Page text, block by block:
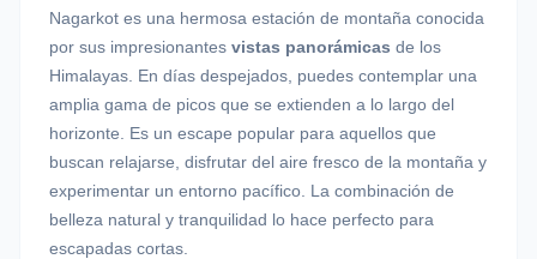
Nagarkot es una hermosa estación de montaña conocida
por sus impresionantes vistas panorámicas de los
Himalayas. En días despejados, puedes contemplar una
amplia gama de picos que se extienden a lo largo del
horizonte. Es un escape popular para aquellos que
buscan relajarse, disfrutar del aire fresco de la montaña y
experimentar un entorno pacífico. La combinación de
belleza natural y tranquilidad lo hace perfecto para
escapadas cortas.